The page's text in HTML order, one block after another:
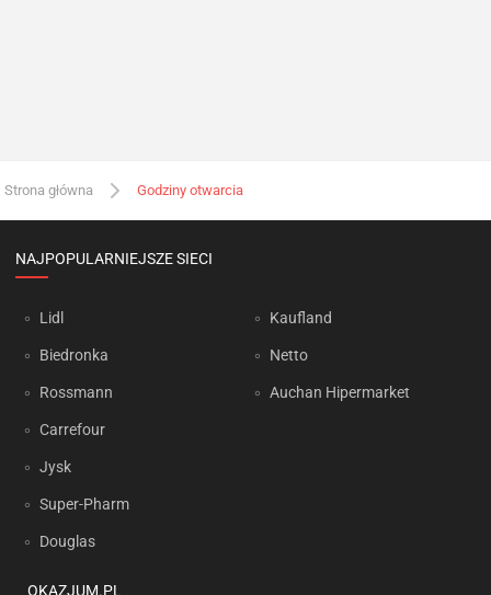
Strona główna Godziny otwarcia
NAJPOPULARNIEJSZE SIECI
Lidl
Biedronka
Rossmann
Carrefour
Jysk
Super-Pharm
Douglas
Kaufland
Netto
Auchan Hipermarket
OKAZJUM.PL